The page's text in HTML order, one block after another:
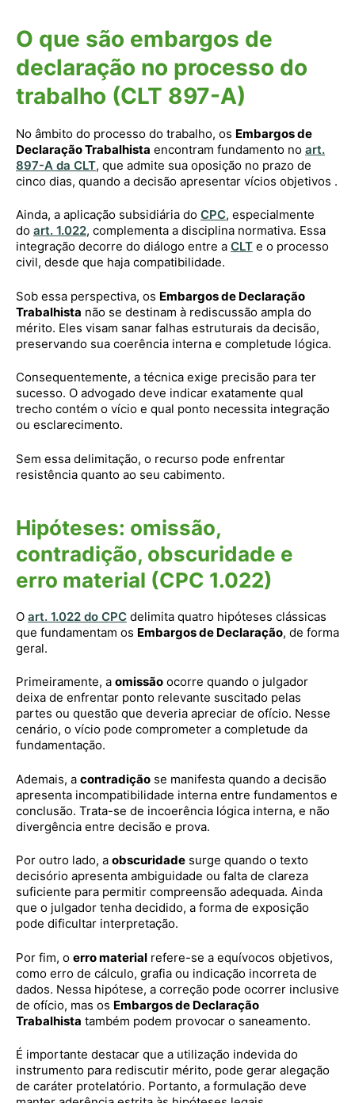
O que são embargos de
declaração no processo do
trabalho (CLT 897-A)
No âmbito do processo do trabalho, os Embargos de
Declaração Trabalhista encontram fundamento no art.
897-A da CLT, que admite sua oposição no prazo de
cinco dias, quando a decisão apresentar vícios objetivos .
Ainda, a aplicação subsidiária do CPC, especialmente
do art. 1.022, complementa a disciplina normativa. Essa
integração decorre do diálogo entre a CLT e o processo
civil, desde que haja compatibilidade.
Sob essa perspectiva, os Embargos de Declaração
Trabalhista não se destinam à rediscussão ampla do
mérito. Eles visam sanar falhas estruturais da decisão,
preservando sua coerência interna e completude lógica.
Consequentemente, a técnica exige precisão para ter
sucesso. O advogado deve indicar exatamente qual
trecho contém o vício e qual ponto necessita integração
ou esclarecimento.
Sem essa delimitação, o recurso pode enfrentar
resistência quanto ao seu cabimento.
Hipóteses: omissão,
contradição, obscuridade e
erro material (CPC 1.022)
O art. 1.022 do CPC delimita quatro hipóteses clássicas
que fundamentam os Embargos de Declaração, de forma
geral.
Primeiramente, a omissão ocorre quando o julgador
deixa de enfrentar ponto relevante suscitado pelas
partes ou questão que deveria apreciar de ofício. Nesse
cenário, o vício pode comprometer a completude da
fundamentação.
Ademais, a contradição se manifesta quando a decisão
apresenta incompatibilidade interna entre fundamentos e
conclusão. Trata-se de incoerência lógica interna, e não
divergência entre decisão e prova.
Por outro lado, a obscuridade surge quando o texto
decisório apresenta ambiguidade ou falta de clareza
suficiente para permitir compreensão adequada. Ainda
que o julgador tenha decidido, a forma de exposição
pode dificultar interpretação.
Por fim, o erro material refere-se a equívocos objetivos,
como erro de cálculo, grafia ou indicação incorreta de
dados. Nessa hipótese, a correção pode ocorrer inclusive
de ofício, mas os Embargos de Declaração
Trabalhista também podem provocar o saneamento.
É importante destacar que a utilização indevida do
instrumento para rediscutir mérito, pode gerar alegação
de caráter protelatório. Portanto, a formulação deve